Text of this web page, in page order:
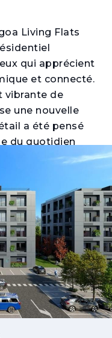
Living Flats
qui apprécient
et connecté.
vibrante de
une nouvelle
a été pensé
du quotidien
et modernité.
& Retail
un accès
plus
de 3
avec des
une option
principale